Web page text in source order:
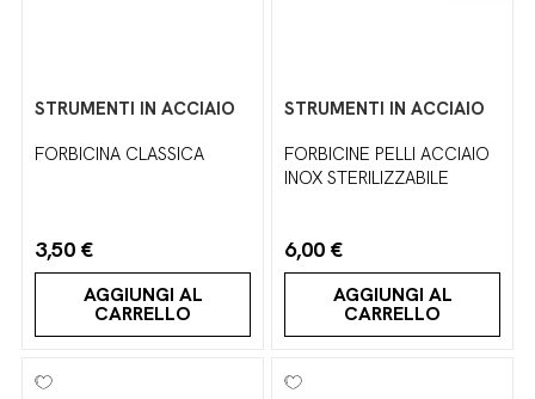
STRUMENTI IN ACCIAIO
FORBICINA CLASSICA
3,50 €
AGGIUNGI AL
CARRELLO
STRUMENTI IN ACCIAIO
FORBICINE PELLI ACCIAIO
INOX STERILIZZABILE
6,00 €
AGGIUNGI AL
CARRELLO